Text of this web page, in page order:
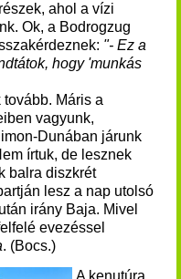
ahol a vízi
Ok, a Bodrogzug
"- Ez a
hogy 'munkás
Máris a
vagyunk,
Dunában járunk
írtuk, de lesznek
balra diszkrét
lesz a nap utolsó
irány Baja. Mivel
evezéssel
. (Bocs.)
A kenutúra